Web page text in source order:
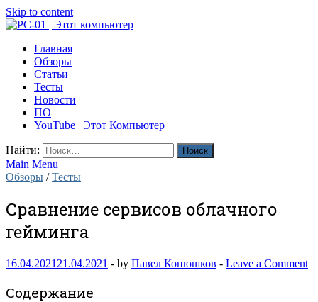
Skip to content
PC-01 | Этот компьютер
Компьютерные новости
Главная
Обзоры
Статьи
Тесты
Новости
ПО
YouTube | Этот Компьютер
Найти:
Main Menu
Обзоры /Тесты
Сравнение сервисов облачного
гейминга
16.04.2021 21.04.2021 - by Павел Конюшков - Leave a Comment
Содержание